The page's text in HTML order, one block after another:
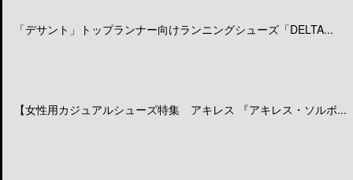
「デサント」トップランナー向けランニングシューズ「DELTA...
【女性用カジュアルシューズ特集 アキレス 『アキレス・ソルボ...